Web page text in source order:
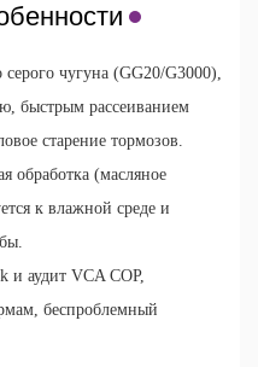
чугуна (GG20/G3000),
быстрым рассеиванием
старение тормозов.
обработка (масляное
к влажной среде и
и аудит VCA COP,
беспроблемный